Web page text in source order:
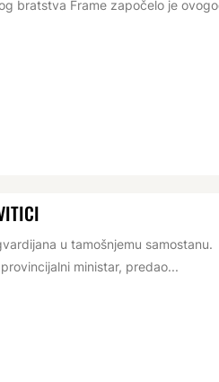
bratstva Frame započelo je
u tamošnjemu samostanu.
ministar, predao...